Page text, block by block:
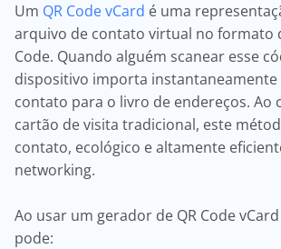
Um QR Code vCard é uma
arquivo de contato virtual no formato
Code. Quando alguém scanear esse
dispositivo importa instantaneamente
contato para o livro de endereços. Ao
cartão de visita tradicional, este
contato, ecológico e altamente
networking.
Ao usar um gerador de QR Code
pode: